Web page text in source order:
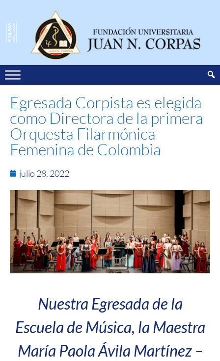
Egresada Corpista es elegida
como Directora de la primera
Orquesta Filarmónica
Femenina de Colombia
julio 28, 2022
Nuestra Egresada de la
Escuela de Música, la Maestra
María Paola Ávila Martínez –